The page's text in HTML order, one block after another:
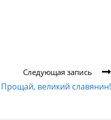
Следующая запись
Прощай, великий славянин!